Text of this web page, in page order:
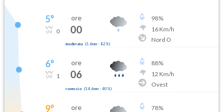
5°
0
ore
00
moderata (3.6mm- 82 %)
98%
16Km/h
Nord O
6°
1
ore
06
rovescio (14.6mm- 40 %)
88%
12 Km/h
Ovest
9° ore 78%